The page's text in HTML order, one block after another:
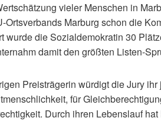
vieler Menschen in
Ortsverbands Marburg schon die
wurde die Sozialdemokratin 30
damit den größten Listen-
Preisträgerin würdigt die Jury
für
Durch ihren Lebenslauf